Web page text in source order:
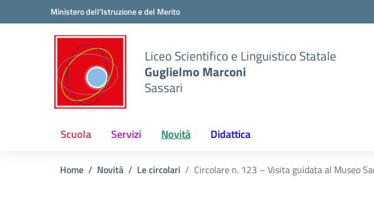
Vai ai contenuti
Vai al menu di navigazioneMinistero dell'Istruzione e del Merito
Liceo Scientifico e Linguistico Statale
Guglielmo Marconi
Sassari
Scuola Servizi Novità Didattica
Home Novità Le circolari Circolare n. 123 – Visita guidata al Museo